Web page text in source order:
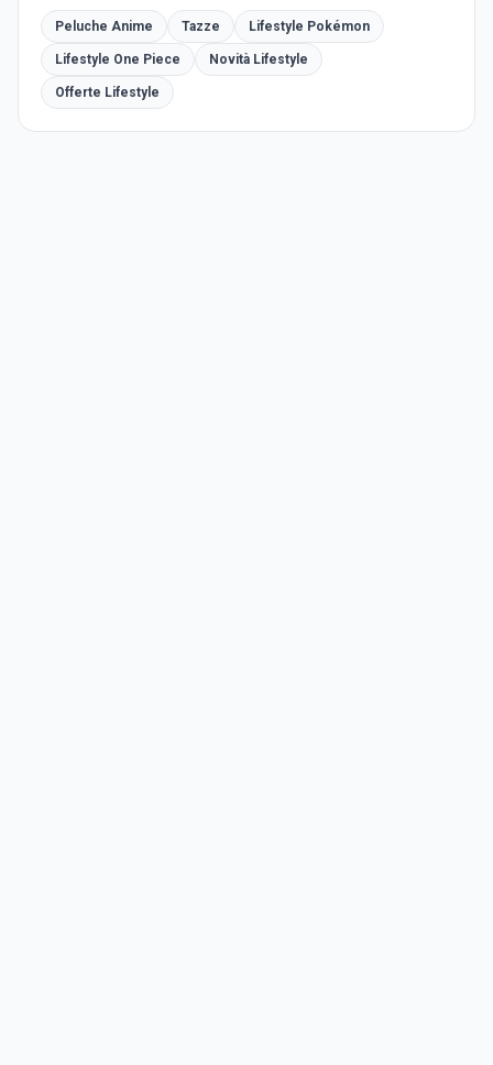
Peluche Anime Tazze Lifestyle Pokémon
Lifestyle One Piece Novità Lifestyle
Offerte Lifestyle